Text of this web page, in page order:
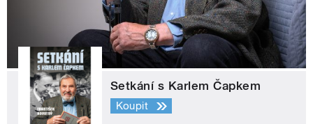
Setkání s Karlem Čapkem
Koupit